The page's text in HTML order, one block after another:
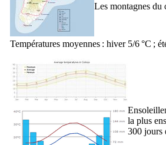
Les montagnes du
Températures moyennes : hiver 5/6 °C ;
la plus
300 jours